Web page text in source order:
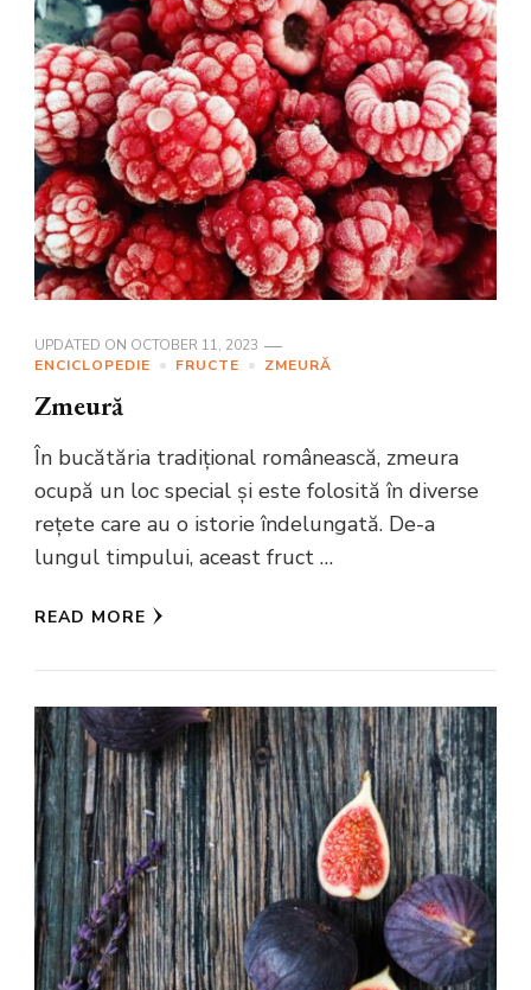
UPDATED ON OCTOBER 11, 2023
ENCICLOPEDIE
FRUCTE ZMEURĂ
Zmeură
În bucătăria tradițional românească, zmeura
ocupă un loc special și este folosită în diverse
rețete care au o istorie îndelungată. De-a
lungul timpului, aceast fruct …
READ MORE